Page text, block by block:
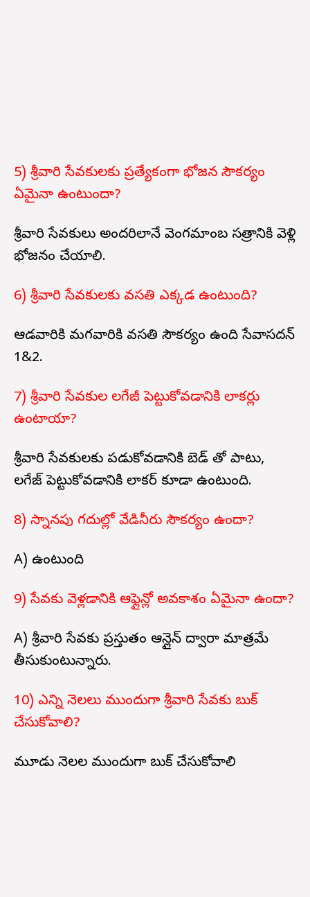
5) శ్రీవారి సేవకులకు ప్రత్యేకంగా భోజన సౌకర్యం
ఏమైనా ఉంటుందా?
శ్రీవారి సేవకులు అందరిలానే వెంగమాంబ సత్రానికి వెళ్లి
భోజనం చేయాలి.
6) శ్రీవారి సేవకులకు వసతి ఎక్కడ ఉంటుంది?
ఆడవారికి మగవారికి వసతి సౌకర్యం ఉంది సేవాసదన్
1&2.
7) శ్రీవారి సేవకుల లగేజీ పెట్టుకోవడానికి లాకర్లు
ఉంటాయా?
శ్రీవారి సేవకులకు పడుకోవడానికి బెడ్ తో పాటు,
లగేజ్ పెట్టుకోవడానికి లాకర్ కూడా ఉంటుంది.
8) స్నానపు గదుల్లో వేడినీరు సౌకర్యం ఉందా?
A) ఉంటుంది
9) సేవకు వెళ్లడానికి ఆఫ్లైన్లో అవకాశం ఏమైనా ఉందా?
A) శ్రీవారి సేవకు ప్రస్తుతం ఆన్లైన్ ద్వారా మాత్రమే
తీసుకుంటున్నారు.
10) ఎన్ని నెలలు ముందుగా శ్రీవారి సేవకు బుక్
చేసుకోవాలి?
మూడు నెలల ముందుగా బుక్ చేసుకోవాలి